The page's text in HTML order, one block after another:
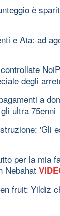
è
e Ata: ad
degli
a
ultra 75enni
'Gli
per la mia
Nebahat
fruit: Yildiz